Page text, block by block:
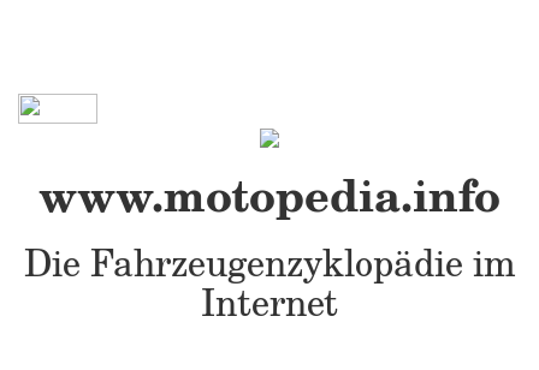
www.motopedia.info
Die Fahrzeugenzyklopädie im
Internet